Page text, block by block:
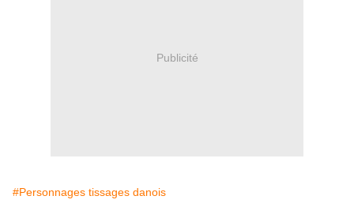
Publicité
#Personnages tissages danois